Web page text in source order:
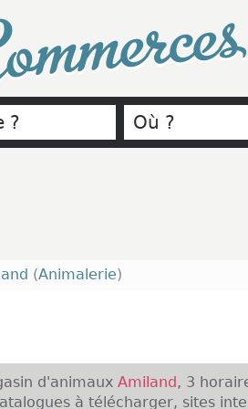
(Animalerie)
d'animaux Amiland, 3
à télécharger, sites